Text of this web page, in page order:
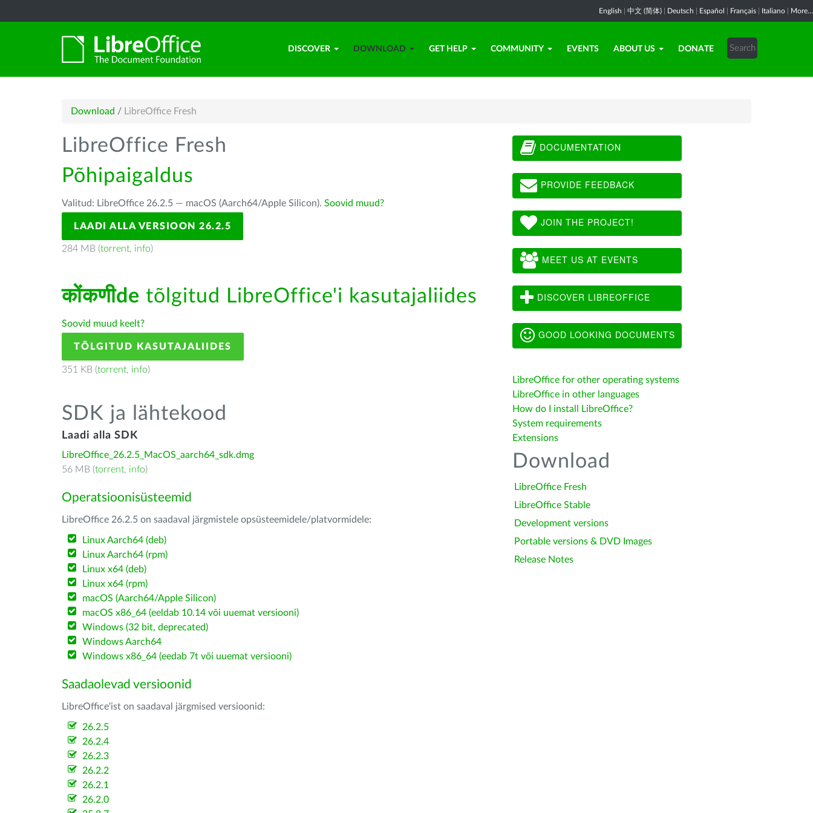
English 中文 (简体) Deutsch Español Français Italiano More...
DISCOVER DOWNLOAD GET HELP COMMUNITY EVENTS ABOUT US DONATE
Download / LibreOffice Fresh
LibreOffice Fresh
Põhipaigaldus
Valitud: LibreOffice 26.2.5 — macOS (Aarch64/Apple Silicon). Soovid muud?
LAADI ALLA VERSIOON 26.2.5
284 MB (torrent, info)
कोंकणीde tõlgitud LibreOffice'i kasutajaliides
Soovid muud keelt?
TÕLGITUD KASUTAJALIIDES
351 KB (torrent, info)
SDK ja lähtekood
Laadi alla SDK
LibreOffice_26.2.5_MacOS_aarch64_sdk.dmg
56 MB (torrent, info)
Operatsioonisüsteemid
LibreOffice 26.2.5 on saadaval järgmistele opsüsteemidele/platvormidele:
Linux Aarch64 (deb)
Linux Aarch64 (rpm)
Linux x64 (deb)
Linux x64 (rpm)
macOS (Aarch64/Apple Silicon)
macOS x86_64 (eeldab 10.14 või uuemat versiooni)
Windows (32 bit, deprecated)
Windows Aarch64
Windows x86_64 (eedab 7t või uuemat versiooni)
Saadaolevad versioonid
LibreOffice'ist on saadaval järgmised versioonid:
26.2.5
26.2.4
26.2.3
26.2.2
26.2.1
26.2.0
DOCUMENTATION
PROVIDE FEEDBACK
JOIN THE PROJECT!
MEET US AT EVENTS
DISCOVER LIBREOFFICE
GOOD LOOKING DOCUMENTS
LibreOffice for other operating systems
LibreOffice in other languages
How do I install LibreOffice?
System requirements
Extensions
Download
LibreOffice Fresh
LibreOffice Stable
Development versions
Portable versions & DVD Images
Release Notes